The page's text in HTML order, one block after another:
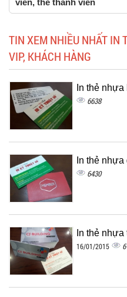
TIN XEM NHIỀU NHẤT IN
VIP, KHÁCH HÀNG
In thẻ
6638
In thẻ
6430
In thẻ
16/01/2015